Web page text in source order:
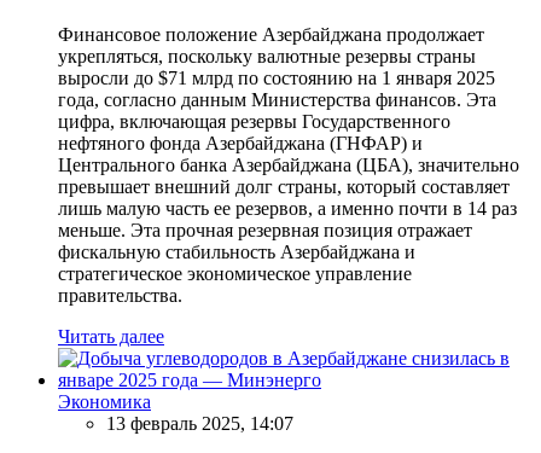
Финансовое положение Азербайджана продолжает
укрепляться, поскольку валютные резервы страны
выросли до $71 млрд по состоянию на 1 января 2025
года, согласно данным Министерства финансов. Эта
цифра, включающая резервы Государственного
нефтяного фонда Азербайджана (ГНФАР) и
Центрального банка Азербайджана (ЦБА), значительно
превышает внешний долг страны, который составляет
лишь малую часть ее резервов, а именно почти в 14 раз
меньше. Эта прочная резервная позиция отражает
фискальную стабильность Азербайджана и
стратегическое экономическое управление
правительства.
Читать далее
Экономика
13 февраль 2025, 14:07